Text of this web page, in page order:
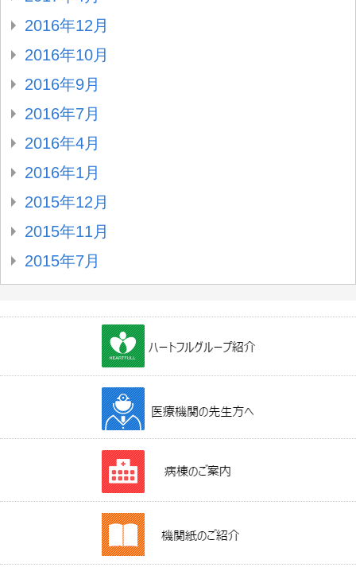
2016年12月
2016年10月
2016年9月
2016年7月
2016年4月
2016年1月
2015年12月
2015年11月
2015年7月